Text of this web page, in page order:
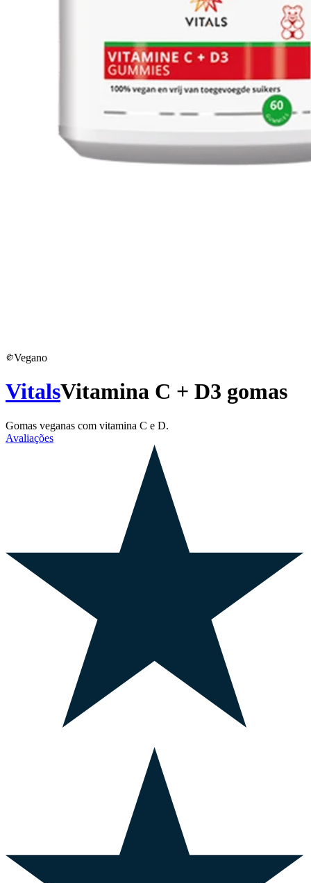
Vegano
VitalsVitamina C + D3 gomas
Gomas veganas com vitamina C e D.
Avaliações